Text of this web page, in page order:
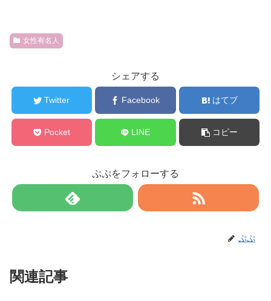
女性有名人
シェアする
Twitter Facebook はてブ
Pocket LINE コピー
ぷぷをフォローする
ぷぷ
関連記事